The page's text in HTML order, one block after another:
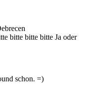
bitte bitte bitte Ja oder
schon. =)